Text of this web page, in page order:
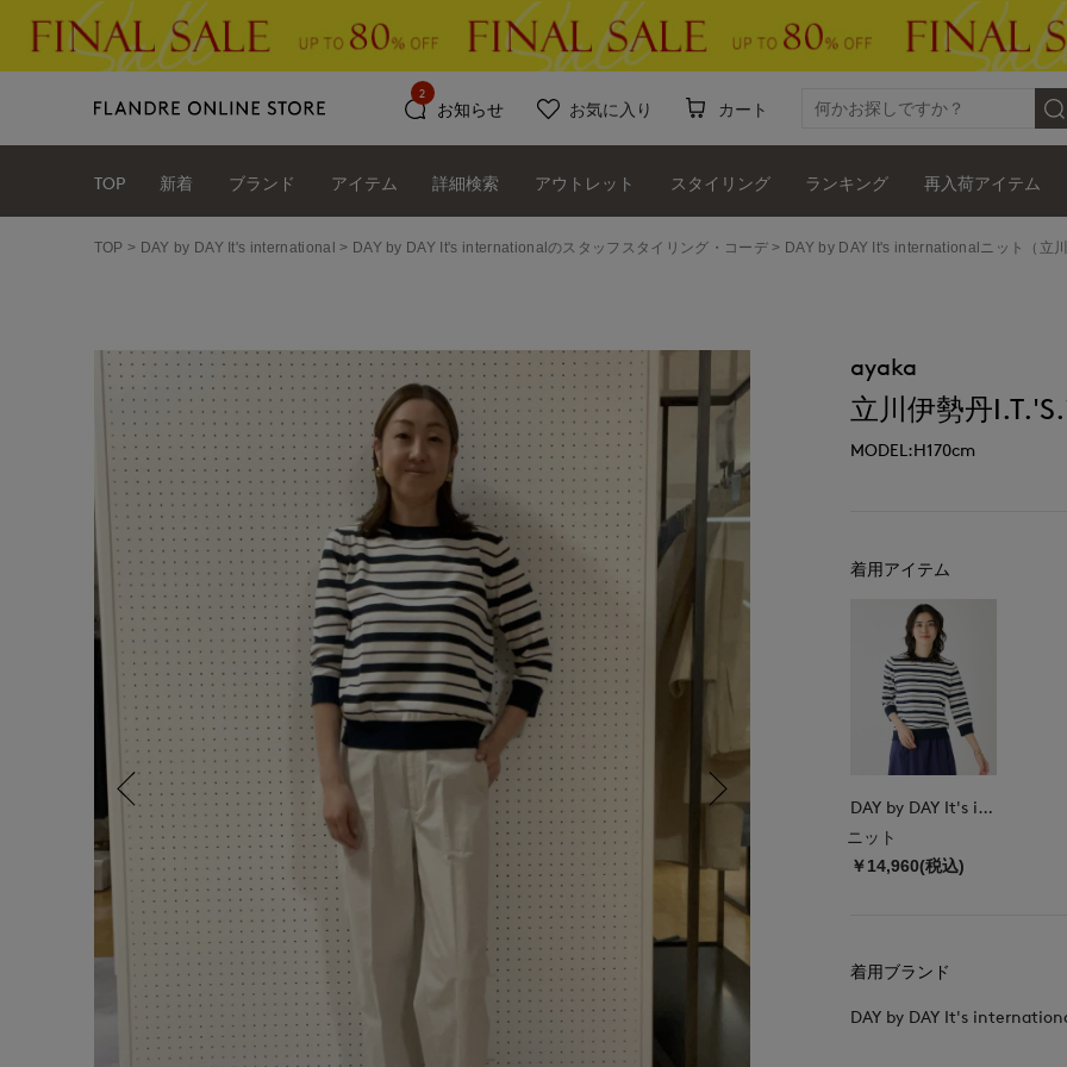
お知らせ
2
お気に入り カート
TOP 新着 ブランド アイテム 詳細検索 アウトレット スタイリング ランキング 再入荷アイテム
TOP DAY by DAY It's international DAY by DAY It's internationalのスタッフスタイリング・コーデ DAY by DAY It's internationalニット（立
ayaka
立川伊勢丹
MODEL:H170cm
着用アイテム
DAY by DAY It's international
ニット
￥14,960(税込)
着用ブランド
DAY by DAY It's